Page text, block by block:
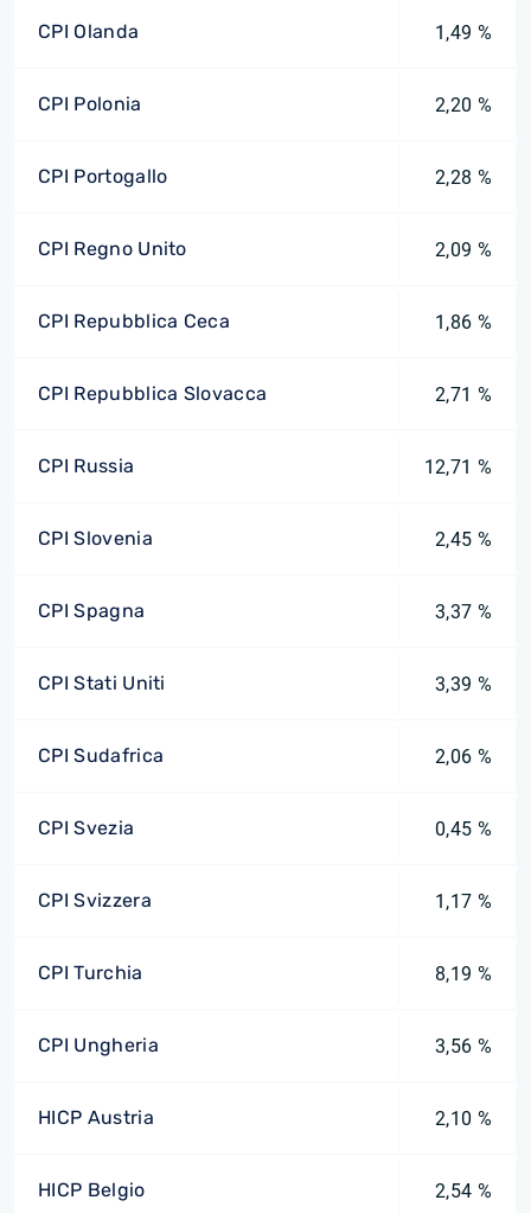
CPI Olanda 1,49 %
CPI Polonia 2,20 %
CPI Portogallo 2,28 %
CPI Regno Unito 2,09 %
CPI Repubblica Ceca 1,86 %
CPI Repubblica Slovacca 2,71 %
CPI Russia 12,71 %
CPI Slovenia 2,45 %
CPI Spagna 3,37 %
CPI Stati Uniti 3,39 %
CPI Sudafrica 2,06 %
CPI Svezia 0,45 %
CPI Svizzera 1,17 %
CPI Turchia 8,19 %
CPI Ungheria 3,56 %
HICP Austria 2,10 %
HICP Belgio 2,54 %